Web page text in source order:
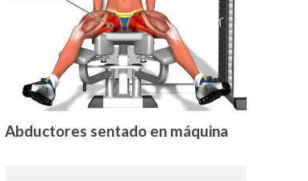
Abductores sentado en máquina